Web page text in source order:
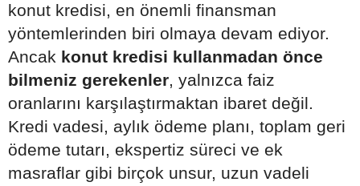
konut kredisi, en önemli finansman
yöntemlerinden biri olmaya devam ediyor.
Ancak konut kredisi kullanmadan önce
bilmeniz gerekenler, yalnızca faiz
oranlarını karşılaştırmaktan ibaret değil.
Kredi vadesi, aylık ödeme planı, toplam geri
ödeme tutarı, ekspertiz süreci ve ek
masraflar gibi birçok unsur, uzun vadeli